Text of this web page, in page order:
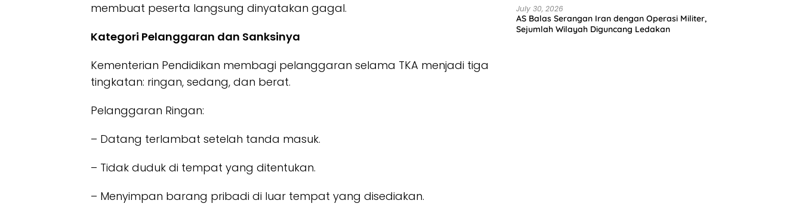
membuat peserta langsung dinyatakan gagal.
Kategori Pelanggaran dan Sanksinya
Kementerian Pendidikan membagi pelanggaran selama TKA menjadi tiga
tingkatan: ringan, sedang, dan berat.
Pelanggaran Ringan:
– Datang terlambat setelah tanda masuk.
– Tidak duduk di tempat yang ditentukan.
– Menyimpan barang pribadi di luar tempat yang disediakan.
July 30, 2026
AS Balas Serangan Iran dengan Operasi Militer,
Sejumlah Wilayah Diguncang Ledakan